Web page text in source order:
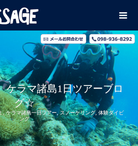
ケラマ諸島1日ツアーブロ
グ☆
,ケラマ諸島一日ツアー ,スノーケリング, 体験ダイビ
ング